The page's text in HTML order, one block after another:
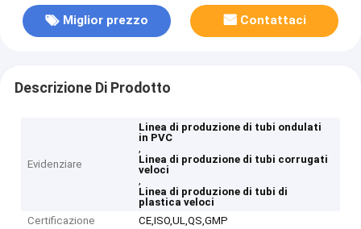
Miglior prezzo Contattaci
Descrizione Di Prodotto
Evidenziare
Linea di produzione di tubi ondulati
in PVC
,
Linea di produzione di tubi corrugati
veloci
,
Linea di produzione di tubi di
plastica veloci
Certificazione
CE,ISO,UL,QS,GMP